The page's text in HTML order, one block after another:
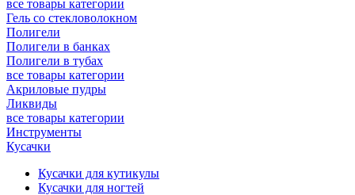
все товары категории
Гель со стекловолокном
Полигели
Полигели в банках
Полигели в тубах
все товары категории
Акриловые пудры
Ликвиды
все товары категории
Инструменты
Кусачки
Кусачки для кутикулы
Кусачки для ногтей